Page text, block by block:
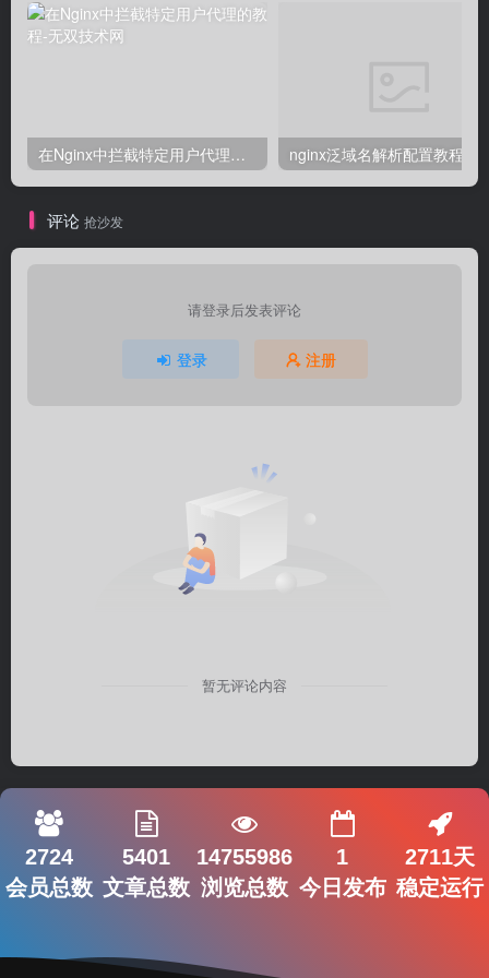
在Nginx中拦截特定用户代理的教程 nginx泛域名解析配置教程
评论 抢沙发
请登录后发表评论
登录 注册
暂无评论内容
2724
会员总数
5401
文章总数
14755986
浏览总数
1
今日发布
2711天
稳定运行